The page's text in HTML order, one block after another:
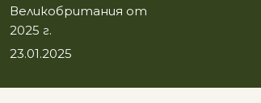
Великобритания от
2025 г.
23.01.2025